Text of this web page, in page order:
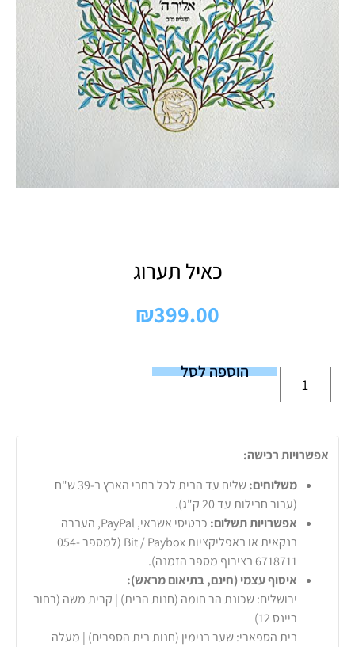
כאיל תערוג
₪399.00
הוספה לסל
אפשרויות רכישה:
משלוחים:
שליח עד הבית לכל רחבי הארץ ב-39 ש"ח
(עבור חבילות עד 20 ק"ג).
אפשרויות תשלום:
כרטיסי אשראי, PayPal, העברה
בנקאית או באפליקציות Bit / Paybox (למספר 054-
6718711 בצירוף מספר הזמנה).
איסוף עצמי (חינם, בתיאום מראש):
ירושלים: שכונת הר חומה (חנות הבית) | קרית משה (רחוב
ריינס 12)
בית הספארי: שער בנימין (חנות בית הספרים) | מעלה